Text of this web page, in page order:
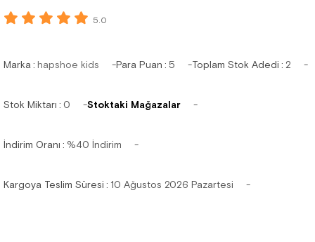
5.0
Marka: hapshoe kids Para Puan : 5 Toplam Stok Adedi : 2
Stok Miktarı : 0 Stoktaki Mağazalar
İndirim Oranı : %40 İndirim
Kargoya Teslim Süresi : 10 Ağustos 2026 Pazartesi